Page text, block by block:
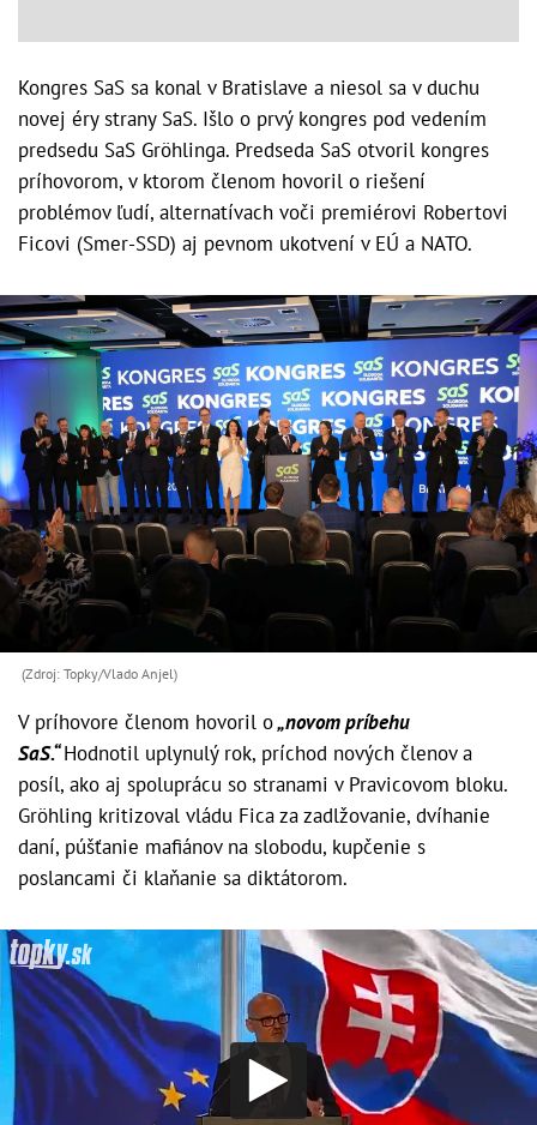
Kongres SaS sa konal v Bratislave a niesol sa v duchu
novej éry strany SaS. Išlo o prvý kongres pod vedením
predsedu SaS Gröhlinga. Predseda SaS otvoril kongres
príhovorom, v ktorom členom hovoril o riešení
problémov ľudí, alternatívach voči premiérovi Robertovi
Ficovi (Smer-SSD) aj pevnom ukotvení v EÚ a NATO.
(Zdroj: Topky/Vlado Anjel)
V príhovore členom hovoril o„novom príbehu
SaS.“Hodnotil uplynulý rok, príchod nových členov a
posíl, ako aj spoluprácu so stranami v Pravicovom bloku.
Gröhling kritizoval vládu Fica za zadlžovanie, dvíhanie
daní, púšťanie mafiánov na slobodu, kupčenie s
poslancami či klaňanie sa diktátorom.